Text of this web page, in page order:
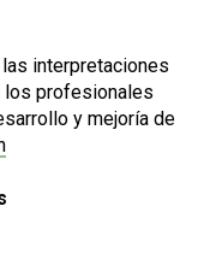
interpretaciones
los profesionales
y mejoría de